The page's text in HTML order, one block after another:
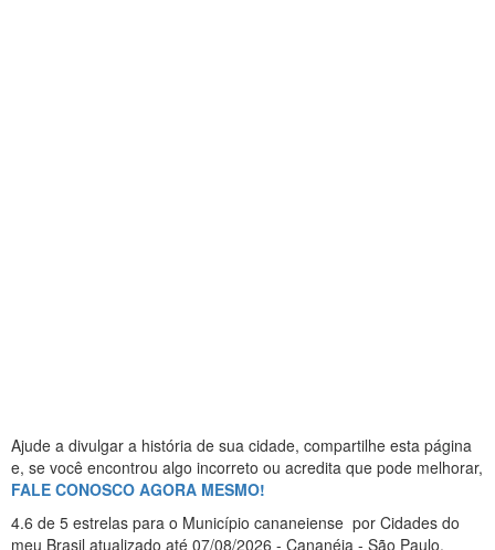
Ajude a divulgar a história de sua cidade, compartilhe esta página
e, se você encontrou algo incorreto ou acredita que pode melhorar,
FALE CONOSCO AGORA MESMO!
4.6 de 5 estrelas para o Município cananeiense por Cidades do
meu Brasil atualizado até 07/08/2026 - Cananéia - São Paulo.